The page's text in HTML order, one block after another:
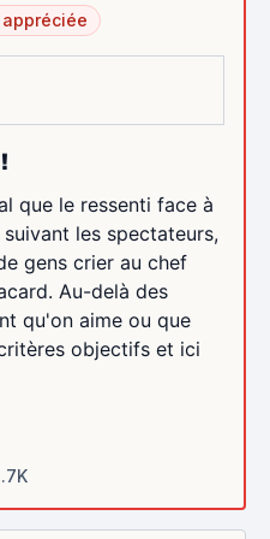
que le ressenti face à
les spectateurs,
gens crier au chef
Au-delà des
qu'on aime ou que
objectifs et ici